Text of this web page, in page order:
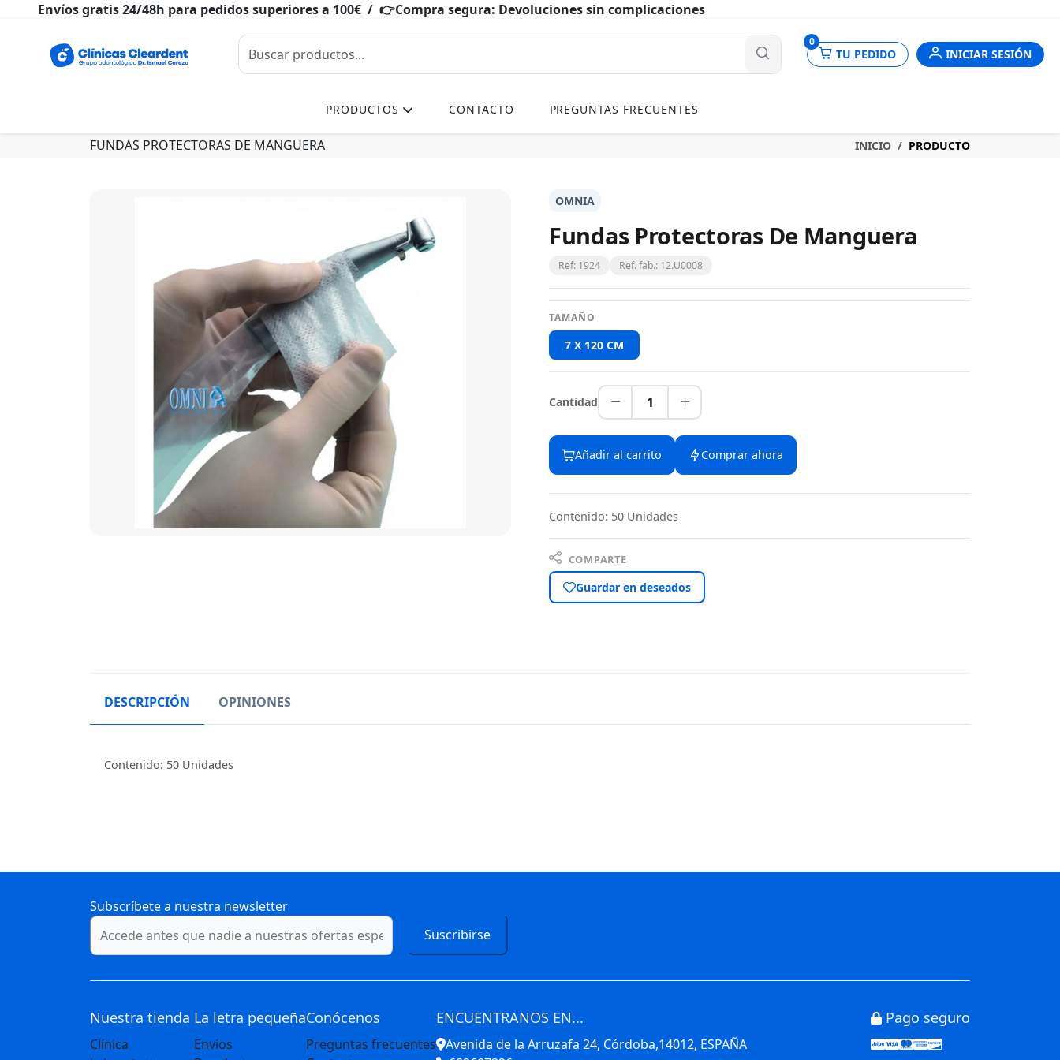
Envíos gratis 24/48h para pedidos superiores a 100€ / 👉Compra segura: Devoluciones sin complicaciones
0
TU PEDIDO INICIAR SESIÓN
PRODUCTOS CONTACTO PREGUNTAS FRECUENTES
FUNDAS PROTECTORAS DE MANGUERA INICIO PRODUCTO
OMNIA
Fundas Protectoras De Manguera
Ref: 1924 Ref. fab.: 12.U0008
TAMAÑO
7 X 120 CM
Cantidad 1
Añadir al carrito Comprar ahora
Contenido: 50 Unidades
COMPARTE
Guardar en deseados
DESCRIPCIÓN OPINIONES
Contenido: 50 Unidades
Subscríbete a nuestra newsletter
Suscribirse
Nuestra tienda
Clínica
La letra pequeña
Envíos
Conócenos
Preguntas frecuentes
ENCUENTRANOS EN...
Avenida de la Arruzafa 24, Córdoba,14012, ESPAÑA
Pago seguro
Stripe
VisaMastercard
American Express
Discover